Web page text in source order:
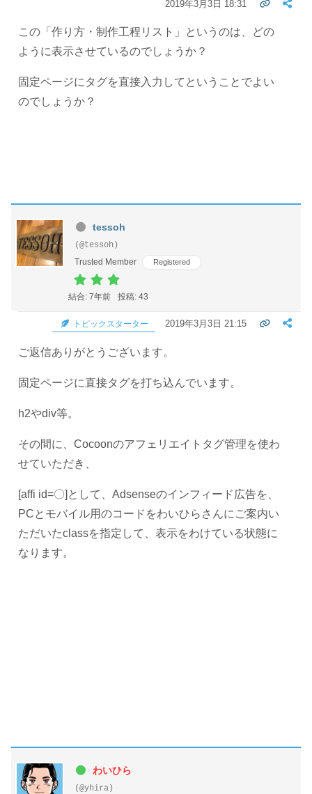
2019年3月3日 18:31
この「作り方・制作工程リスト」というのは、どの
ように表示させているのでしょうか？
固定ページにタグを直接入力してということでよい
のでしょうか？
tessoh
(@tessoh)
Trusted Member
Registered
結合: 7年前 投稿: 43
トピックスターター 2019年3月3日 21:15
ご返信ありがとうございます。
固定ページに直接タグを打ち込んでいます。
h2やdiv等。
その間に、Cocoonのアフェリエイトタグ管理を使わ
せていただき、
[affi id=〇]として、Adsenseのインフィード広告を、
PCとモバイル用のコードをわいひらさんにご案内い
ただいたclassを指定して、表示をわけている状態に
なります。
わいひら
(@yhira)